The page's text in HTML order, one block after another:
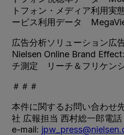
トフォン・メディア利用実
ービス利用データ
広告分析ソリューション広
Nielsen Online Brand
チ測定 リーチ＆フリケン
＃＃＃
本件に関するお問い合わせ
社 広報担当 西村総一郎電
e-mail: